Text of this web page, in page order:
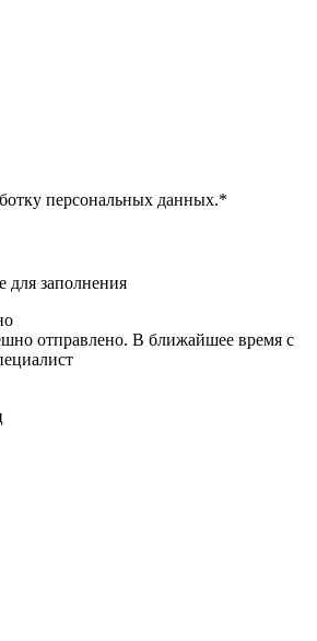
персональных данных.*
для заполнения
отправлено. В ближайшее время с